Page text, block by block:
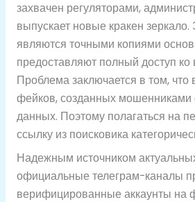
захвачен регуляторами,
выпускает новые кракен зеркало.
являются точными копиями
предоставляют полный доступ
Проблема заключается в том, что
фейков, созданных мошенниками
данных. Поэтому полагаться на
ссылку из поисковика
Надежным источником
официальные телеграм-каналы
верифицированные аккаунты на